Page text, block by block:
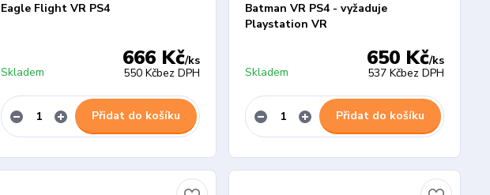
Eagle Flight VR PS4
666 Kč/ks
550 Kčbez DPH
Skladem
Přidat do košíku
Batman VR PS4 - vyžaduje
Playstation VR
650 Kč/ks
537 Kčbez DPH
Skladem
Přidat do košíku